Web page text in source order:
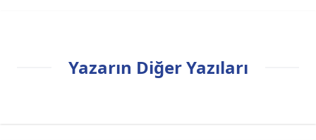
Yazarın Diğer Yazıları